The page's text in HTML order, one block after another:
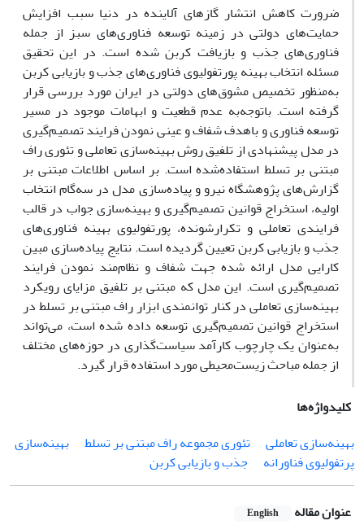
ضرورت کاهش انتشار گازهای آلاینده در دنیا سبب افزایش
حمایت‌های دولتی در زمینه توسعه فناوری‌های سبز از جمله
فناوری‌های جذب و بازیافت کربن شده است. در این تحقیق
مسئله انتخاب بهینه پورتفولیوی فناوری‌های جذب و بازیابی کربن
به‌منظور تخصیص مشوق‌های دولتی در ایران مورد بررسی قرار
گرفته است. باتوجه‌به عدم قطعیت و ابهامات موجود در مسیر
توسعه فناوری و باهدف شفاف و عینی نمودن فرایند تصمیم‌گیری
در مدل پیشنهادی از تلفیق روش بهینه‌سازی تعاملی و تئوری راف
مبتنی بر تسلط استفاده‌شده است. بر اساس اطلاعات مبتنی بر
گزارش‌های پژوهشگاه نیرو و پیاده‌سازی مدل در سه‌گام انتخاب
اولیه، استخراج قوانین تصمیم‌گیری و بهینه‌سازی جواب در قالب
فرایندی تعاملی و تکرارشونده، پورتفولیوی بهینه فناوری‌های
جذب و بازیابی کربن تعیین گردیده است. نتایج پیاده‌سازی مبین
کارایی مدل ارائه شده جهت شفاف و نظام‌مند نمودن فرایند
تصمیم‌گیری است. این مدل که مبتنی بر تلفیق مزایای رویکرد
بهینه‌سازی تعاملی در کنار توانمندی ابزار راف مبتنی بر تسلط در
استخراج قوانین تصمیم‌گیری توسعه داده شده است، می‌تواند
به‌عنوان یک چارچوب کارآمد سیاست‌گذاری در حوزه‌های مختلف
از جمله مباحث زیست‌محیطی مورد استفاده قرار گیرد.
کلیدواژه‌ها
بهینه‌سازی تعاملی
تئوری مجموعه راف مبتنی بر تسلط
بهینه‌سازی
پرتفولیوی فناورانه
جذب و بازیابی کربن
عنوان مقاله English